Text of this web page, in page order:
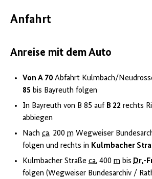
Anfahrt
Anreise mit dem Auto
Von A 70 Abfahrt Kulmbach/
85 bis Bayreuth folgen
In Bayreuth von B 85 auf B 22 rechts
abbiegen
Nach ca. 200 m Wegweiser
folgen und rechts in Kulmbacher
Kulmbacher Straße ca. 400 m bis Dr.-
folgen (Wegweiser Bundesarchiv /